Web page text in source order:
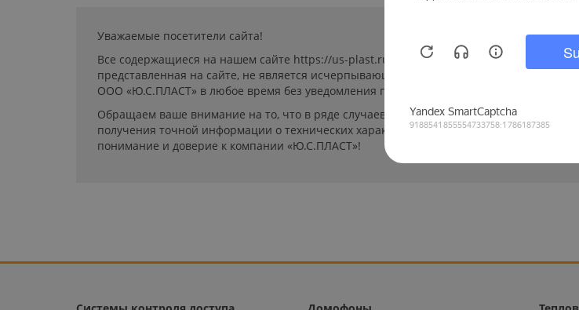
Уважаемые посетители сайта!
Все содержащиеся на нашем сайте https://us-plast.ru/ (далее «сайт») сведения носят
представленная на сайте, не является исчерпывающей. Указанные на сайте цены,
ООО «Ю.С.ПЛАСТ» в любое время без уведомления пользователей сайта.
Обращаем ваше внимание на то, что в ряде случаев производители могут изменить
получения точной информации о технических характеристиках и стоимости товаров
понимание и доверие к компании «Ю.С.ПЛАСТ»!